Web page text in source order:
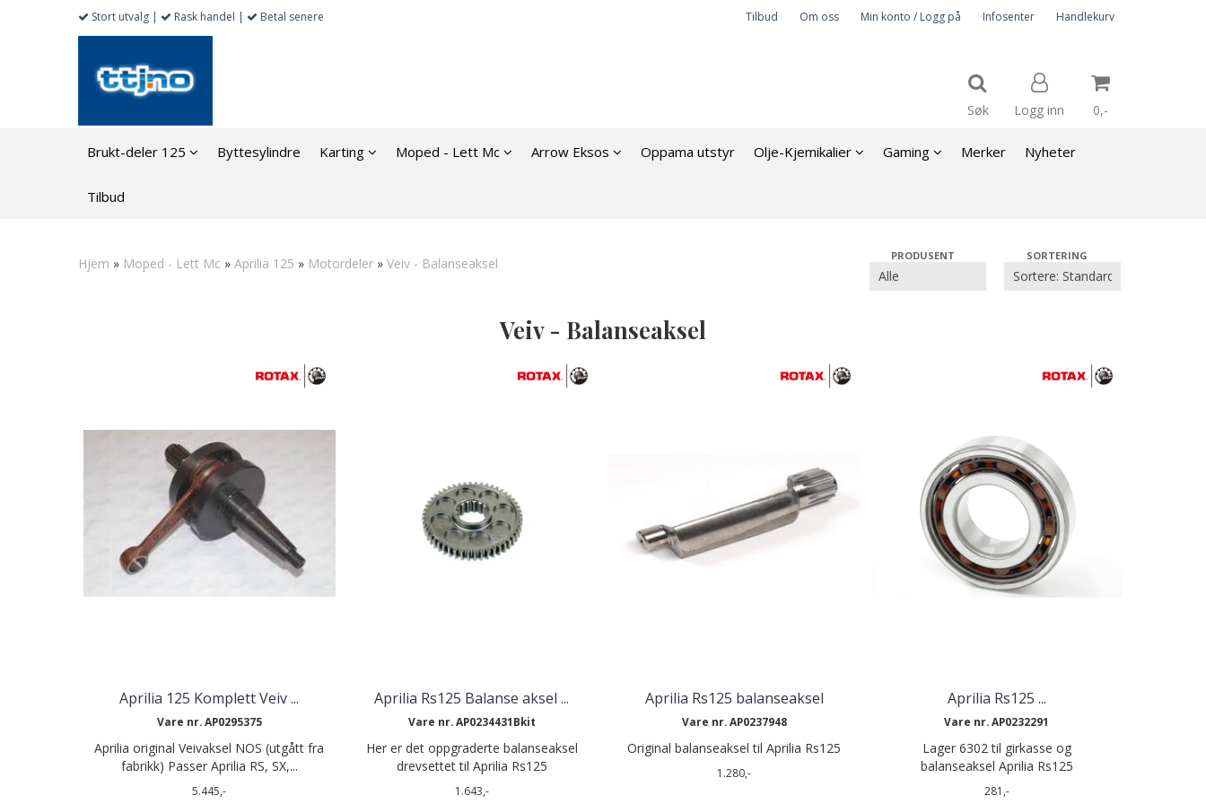
Stort utvalg | Rask handel | Betal senere Tilbud Om oss Min konto / Logg på Infosenter Handlekurv
Søk Logg inn 0,-
Brukt-deler 125 Byttesylindre Karting Moped - Lett Mc Arrow Eksos Oppama utstyr Olje-Kjemikalier Gaming Merker Nyheter
Tilbud
Hjem » Moped - Lett Mc » Aprilia 125 » Motordeler » Veiv - Balanseaksel PRODUSENT SORTERING
Veiv - Balanseaksel
Aprilia 125 Komplett Veiv ...
Vare nr. AP0295375
Aprilia original Veivaksel NOS (utgått fra
fabrikk) Passer Aprilia RS, SX,...
5.445,-
Aprilia Rs125 Balanse aksel ...
Vare nr. AP0234431Bkit
Her er det oppgraderte balanseaksel
drevsettet til Aprilia Rs125
1.643,-
Aprilia Rs125 balanseaksel
Vare nr. AP0237948
Original balanseaksel til Aprilia Rs125
1.280,-
Aprilia Rs125 ...
Vare nr. AP0232291
Lager 6302 til girkasse og
balanseaksel Aprilia Rs125
281,-
Trykk ENTER for å søke